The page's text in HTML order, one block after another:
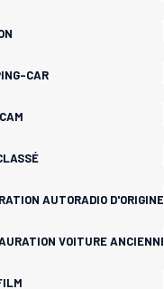
CAR
AUTORADIO D'ORIGINE
VOITURE ANCIENNE